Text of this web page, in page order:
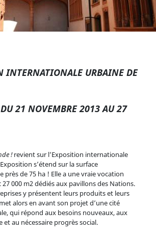
INTERNATIONALE URBAINE DE
21 NOVEMBRE 2013 AU 27
!revient sur l’Exposition internationale
s’étend sur la surface
près de 75 ha ! Elle a une vraie vocation
000 m2 dédiés aux pavillons des Nations.
y présentent leurs produits et leurs
alors en avant son projet d’une cité
qui répond aux besoins nouveaux, aux
et au nécessaire progrès social.